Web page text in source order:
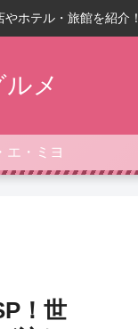
ホテル・旅館を紹介！
メ
エ・ミヨ
！世